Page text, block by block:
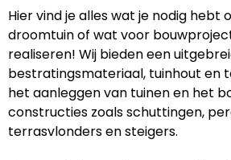
Hier vind je alles wat je nodig hebt
droomtuin of wat voor
realiseren! Wij bieden een
bestratingsmateriaal, tuinhout en
het aanleggen van tuinen en het
constructies zoals schuttingen,
terrasvlonders en steigers.